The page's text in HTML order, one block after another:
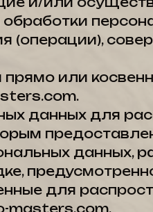
(операции),
или
данных для
данных,
для
masters.com.